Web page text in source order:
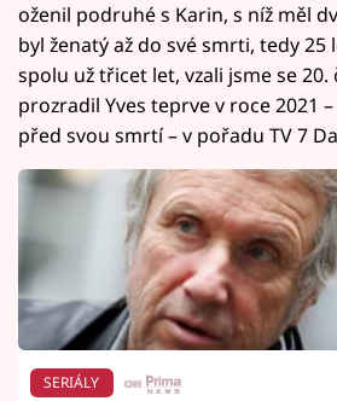
oženil podruhé s Karin, s níž měl
byl ženatý až do své smrti, tedy 25
spolu už třicet let, vzali jsme se 20.
prozradil Yves teprve v roce 2021
před svou smrtí – v pořadu TV 7
SERIÁLY